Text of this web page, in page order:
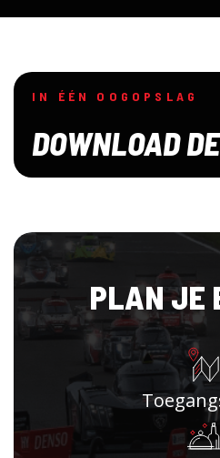
IN ÉÉN OOGOPSLAG
DOWNLOAD
PLAN JE